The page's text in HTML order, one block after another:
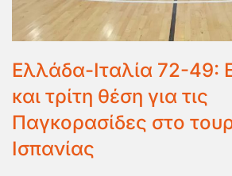
Ελλάδα-Ιταλία 72-49:
και τρίτη θέση για τις
Παγκορασίδες στο
Ισπανίας